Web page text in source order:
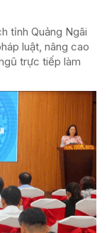
tỉnh Quảng Ngãi
luật, nâng cao
trực tiếp làm